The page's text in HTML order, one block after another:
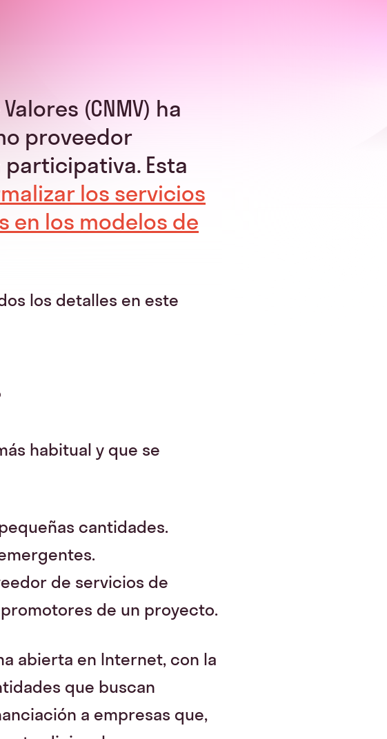
(CNMV) ha
proveedor
Esta
los servicios
en los modelos de
los detalles en este
habitual y que se
cantidades.
de servicios de
de un proyecto.
abierta en Internet, con la
que buscan
a empresas que,